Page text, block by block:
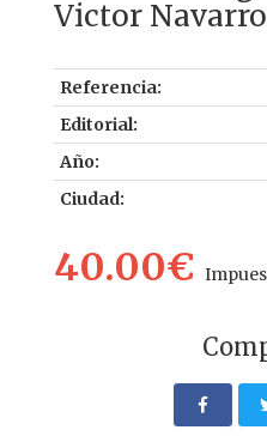
Victor
Referencia:
Editorial:
Año:
Ciudad:
40.00€